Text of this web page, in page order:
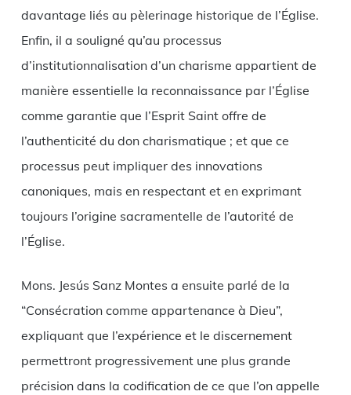
davantage liés au pèlerinage historique de l’Église.
Enfin, il a souligné qu’au processus
d’institutionnalisation d’un charisme appartient de
manière essentielle la reconnaissance par l’Église
comme garantie que l’Esprit Saint offre de
l’authenticité du don charismatique ; et que ce
processus peut impliquer des innovations
canoniques, mais en respectant et en exprimant
toujours l’origine sacramentelle de l’autorité de
l’Église.
Mons. Jesús Sanz Montes a ensuite parlé de la
“Consécration comme appartenance à Dieu”,
expliquant que l’expérience et le discernement
permettront progressivement une plus grande
précision dans la codification de ce que l’on appelle